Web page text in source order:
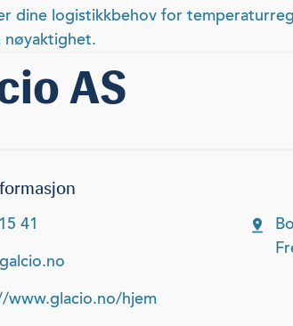
dine logistikkbehov for
nøyaktighet.
AS
41
www.glacio.no/hjem
Borg Havnevei 12, 1630 Gamle